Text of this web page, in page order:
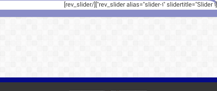
[rev_slider alias="slider-1" slidertitle="Slider 1"][/rev_slider]